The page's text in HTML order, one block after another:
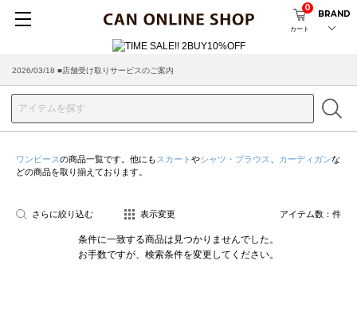
カート
0
BRAND
2026/03/18 ■店舗受け取りサービスのご案内
ワンピースの商品一覧です。他にも スカート やシャツ・ブラウス カーディガンな
どの商品を取り揃えております。
さらに絞り込む 表示変更 アイテム数： 件
条件に一致する商品は見つかりませんでした。
お手数ですが、検索条件を変更してください。